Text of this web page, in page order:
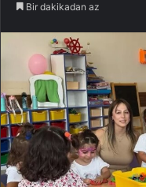
Bir dakikadan az